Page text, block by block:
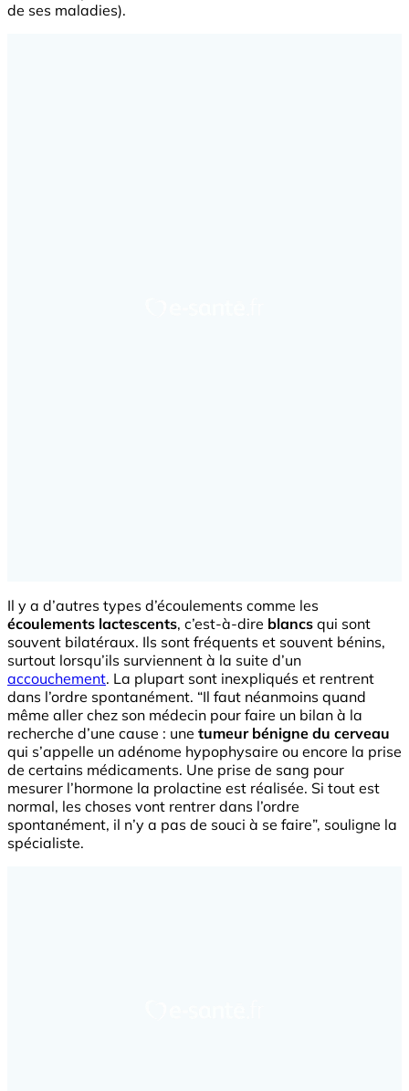
de ses maladies).
Il y a d’autres types d’écoulements comme les
écoulements lactescents, c’est-à-dire blancs qui sont
souvent bilatéraux. Ils sont fréquents et souvent bénins,
surtout lorsqu’ils surviennent à la suite d’un
accouchement. La plupart sont inexpliqués et rentrent
dans l’ordre spontanément. “Il faut néanmoins quand
même aller chez son médecin pour faire un bilan à la
recherche d’une cause : une tumeur bénigne du cerveau
qui s’appelle un adénome hypophysaire ou encore la prise
de certains médicaments. Une prise de sang pour
mesurer l’hormone la prolactine est réalisée. Si tout est
normal, les choses vont rentrer dans l’ordre
spontanément, il n’y a pas de souci à se faire”, souligne la
spécialiste.